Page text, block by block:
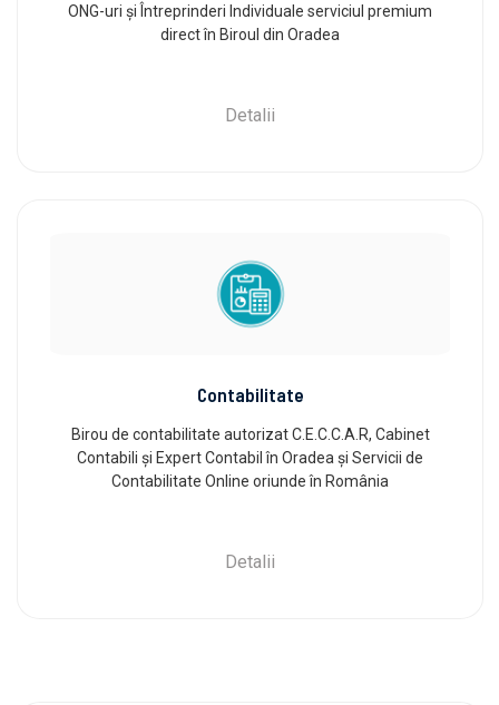
ONG-uri și Întreprinderi Individuale serviciul premium
direct în Biroul din Oradea
Detalii
Contabilitate
Birou de contabilitate autorizat C.E.C.C.A.R, Cabinet
Contabili și Expert Contabil în Oradea și Servicii de
Contabilitate Online oriunde în România
Detalii